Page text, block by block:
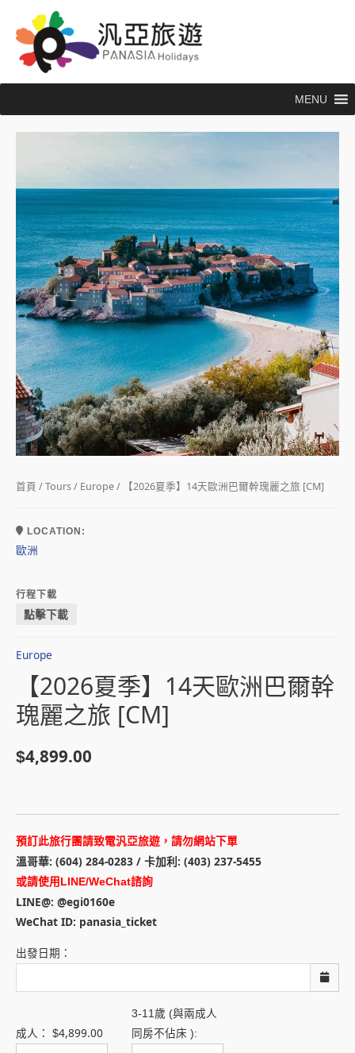
內
MENU
首頁 /Tours/ Europe/ 【2026夏季】14天歐洲巴爾幹瑰麗之旅 [CM]
LOCATION:
歐洲
行程下載
點擊下載
Europe
【2026夏季】14天歐洲巴爾幹
瑰麗之旅 [CM]
$4,899.00
預訂此旅行團請致電汎亞旅遊，請勿網站下單
溫哥華: (604) 284-0283 / 卡加利: (403) 237-5455
或請使用LINE/WeChat諮詢
LINE@: @egi0160e
WeChat ID: panasia_ticket
出發日期：
成人： $4,899.00
3-11歲 (與兩成人
同房不佔床 ):